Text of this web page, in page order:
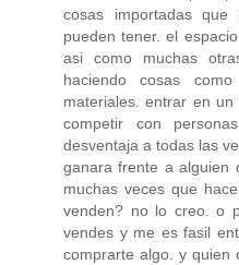
cosas importadas
pueden tener. el
asi como muchas
haciendo cosas
materiales. entrar en
competir con
desventaja a todas las
ganara frente a alguien
muchas veces que
venden? no lo creo. o
vendes y me es fasil
comprarte algo. y quien